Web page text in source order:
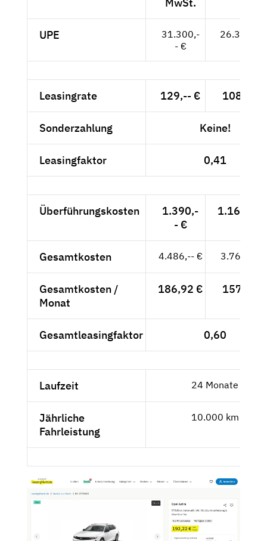
MwSt.
UPE
31.300,-
- €
26.303,--
Leasingrate 129,-- € 108,40 €
Sonderzahlung Keine!
Leasingfaktor 0,41
Überführungskosten
1.390,-
- €
1.168,07
Gesamtkosten 4.486,-- € 3.769,75
Gesamtkosten /
Monat
186,92 € 157,07 €
Gesamtleasingfaktor 0,60
Laufzeit 24 Monate
Jährliche
Fahrleistung
10.000 km